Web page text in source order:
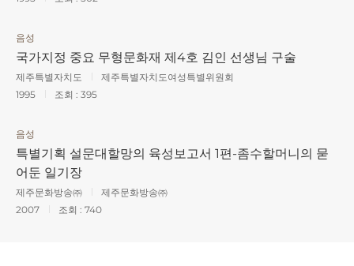
음성
국가지정 중요 무형문화재 제4호 김인 선생님 구술
제주특별자치도
제주특별자치도여성특별위원회
1995
조회 : 395
음성
특별기획 설문대할망의 육성보고서 1편-좀수할머니의 묻
어둔 일기장
제주문화방송㈜
제주문화방송㈜
2007
조회 : 740